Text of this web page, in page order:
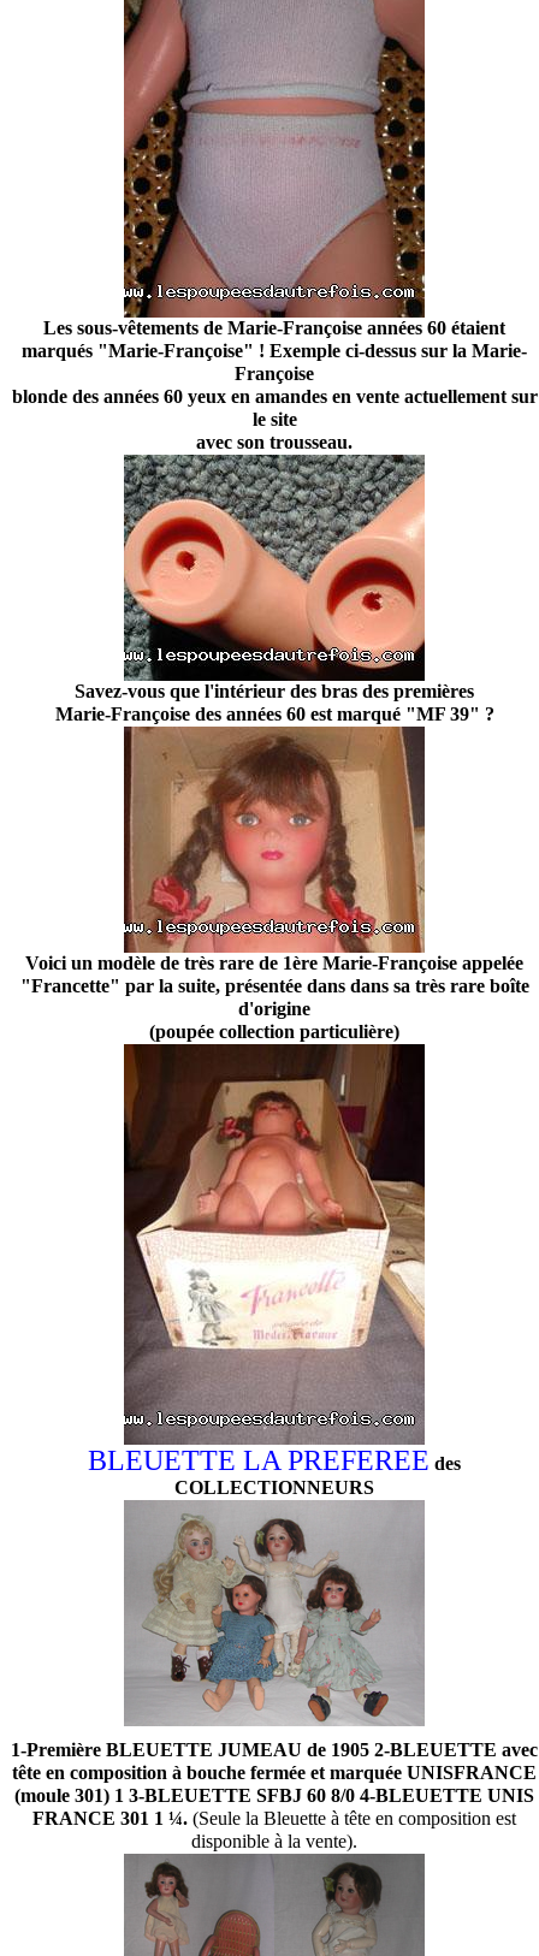
Les sous-vêtements de Marie-Françoise années 60 étaient
marqués "Marie-Françoise" ! Exemple ci-dessus sur la Marie-
Françoise
blonde des années 60 yeux en amandes en vente actuellement sur
le site
avec son trousseau.
Savez-vous que l'intérieur des bras des premières
Marie-Françoise des années 60 est marqué "MF 39" ?
Voici un modèle de très rare de 1ère Marie-Françoise appelée
"Francette" par la suite, présentée dans dans sa très rare boîte
d'origine
(poupée collection particulière)
BLEUETTE LA PREFEREE des
COLLECTIONNEURS
1-Première BLEUETTE JUMEAU de 1905 2-BLEUETTE avec
tête en composition à bouche fermée et marquée UNISFRANCE
(moule 301) 1 3-BLEUETTE SFBJ 60 8/0 4-BLEUETTE UNIS
FRANCE 301 1 ¼. (Seule la Bleuette à tête en composition est
disponible à la vente).